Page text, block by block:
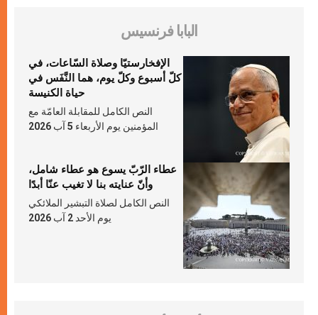
البابا فرنسيس
الإفخارستيّا وصلاة السّاعات، في
كلّ أسبوع وكلّ يوم، هما النَّفَس في
حياة الكنيسة
النص الكامل للمقابلة العامّة مع
المؤمنين يوم الأربعاء 5 آب 2026
عطاء الرّبّ يسوع هو عطاء شامل،
وأنّ عنايته بنا لا تغيب عنّا أبدًا
النص الكامل لصلاة التبشير الملائكي
يوم الأحد 2 آب 2026